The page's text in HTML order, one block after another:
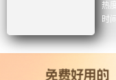
热
时